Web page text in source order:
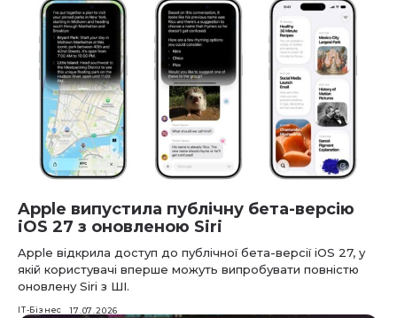
Apple випустила публічну бета-версію
iOS 27 з оновленою Siri
Apple відкрила доступ до публічної бета-версії iOS 27, у
якій користувачі вперше можуть випробувати повністю
оновлену Siri з ШІ.
IT-Бізнес 17.07.2026